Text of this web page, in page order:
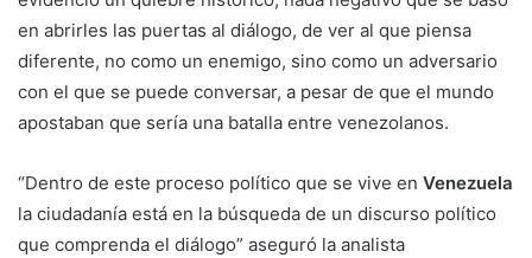
en abrirles las puertas al diálogo, de ver al que piensa
diferente, no como un enemigo, sino como un adversario
con el que se puede conversar, a pesar de que el mundo
apostaban que sería una batalla entre venezolanos.
“Dentro de este proceso político que se vive en Venezuela
la ciudadanía está en la búsqueda de un discurso político
que comprenda el diálogo” aseguró la analista